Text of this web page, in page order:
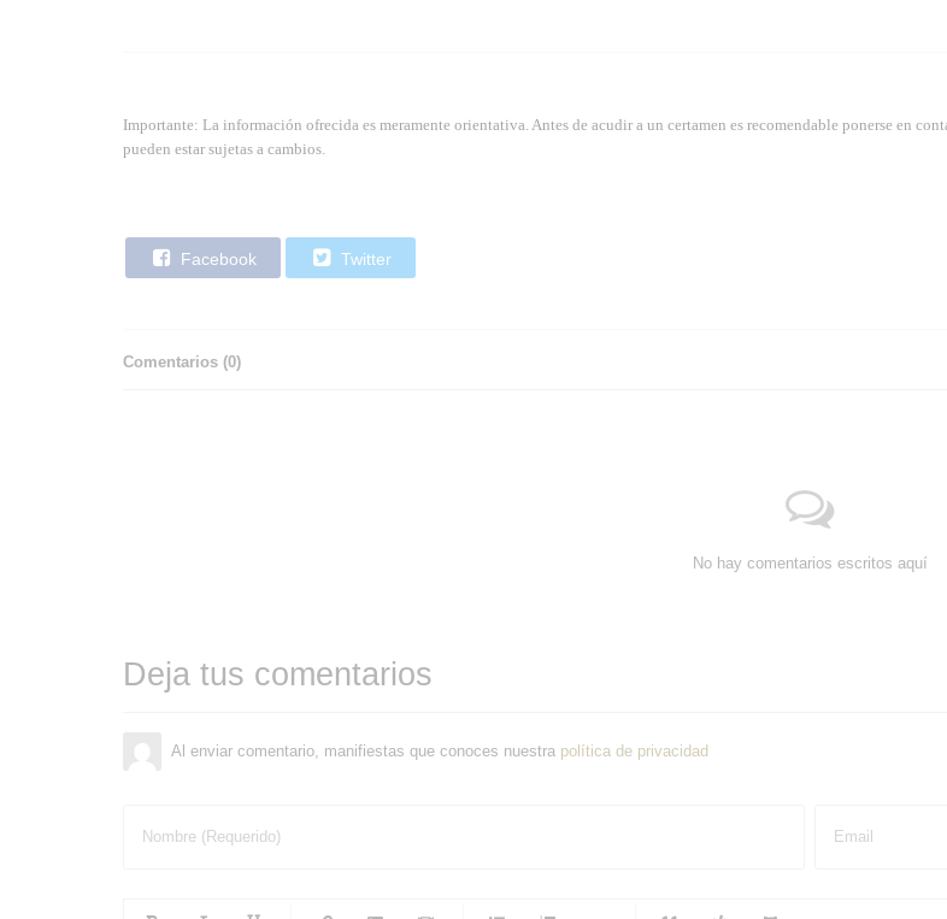
Importante: La información ofrecida es meramente orientativa. Antes de acudir a un certamen es recomendable ponerse en
pueden estar sujetas a cambios.
Facebook Twitter
Comentarios (0)
No hay comentarios escritos aquí
Deja tus comentarios
Al enviar comentario, manifiestas que conoces nuestra política de privacidad
Nombre (Requerido) Email